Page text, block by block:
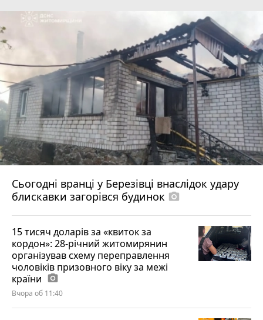
Сьогодні вранці у Березівці внаслідок удару
блискавки загорівся будинок photo_camera
15 тисяч доларів за «квиток за
кордон»: 28-річний житомирянин
організував схему переправлення
чоловіків призовного віку за межі
країни photo_camera
Вчора об 11:40